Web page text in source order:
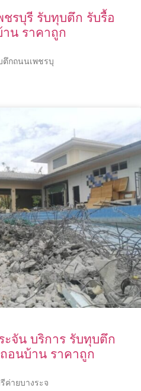
รบุรี รับทุบตึก รับรื้อ
น ราคาถูก
ตึกถนนเพชรบุ
จัน บริการ รับทุบตึก
อนบ้าน ราคาถูก
ค่ายบางระจ